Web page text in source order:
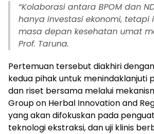
“Kolaborasi antara BPOM dan
hanya investasi ekonomi, tetapi
masa depan kesehatan umat
Prof. Taruna.
Pertemuan tersebut diakhiri
kedua pihak untuk menindaklanjuti
dan riset bersama melalui
Group on Herbal Innovation and
yang akan difokuskan pada
teknologi ekstraksi, dan uji klinis